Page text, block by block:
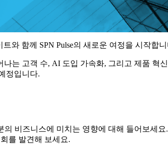
트와 함께 SPN Pulse의 새로운 여정을 시작합
는 고객 수, AI 도입 가속화, 그리고 제품 혁
정입니다.
의 비즈니스에 미치는 영향에 대해 들어보세요.
를 발견해 보세요.